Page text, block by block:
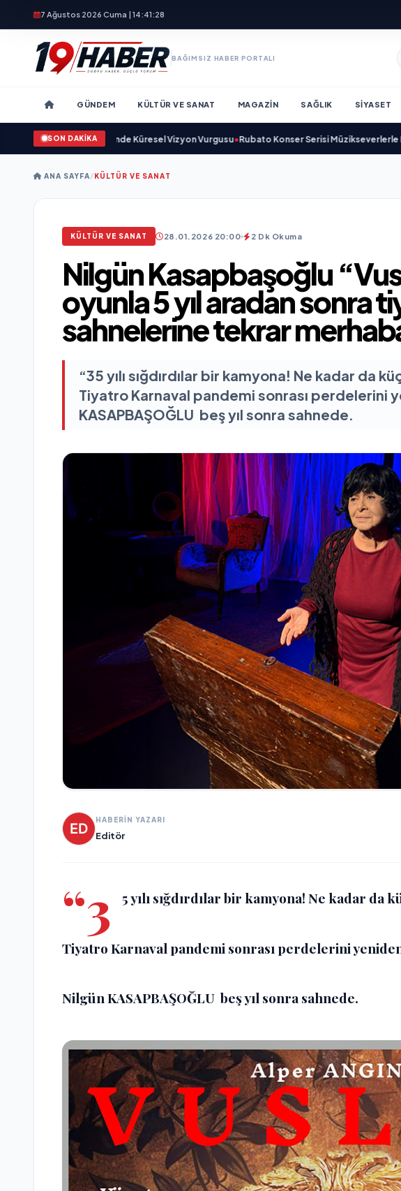
7 Ağustos 2026 Cuma | 14:41:30
BAĞIMSIZ HABER PORTALI
GÜNDEM KÜLTÜR VE SANAT MAGAZIN SAĞLIK SIYASET
SON DAKİKA
Sanayinde Küresel Vizyon Vurgusu•Rubato Konser Serisi Müzikseverlerle Buluşmaya
ANA SAYFA/KÜLTÜR VE SANAT
KÜLTÜR VE SANAT 28.01.2026 20:00 2 Dk Okuma
Nilgün Kasapbaşoğlu
oyunla 5 yıl aradan sonra
sahnelerine tekrar
“35 yılı sığdırdılar bir kamyona! Ne kadar da
Tiyatro Karnaval pandemi sonrası perdelerini
KASAPBAŞOĞLU beş yıl sonra sahnede.
HABERİN YAZARI
Editör
“3 5 yılı sığdırdılar bir kamyona! Ne kadar da
Tiyatro Karnaval pandemi sonrası perdelerini
Nilgün KASAPBAŞOĞLU beş yıl sonra sahnede.